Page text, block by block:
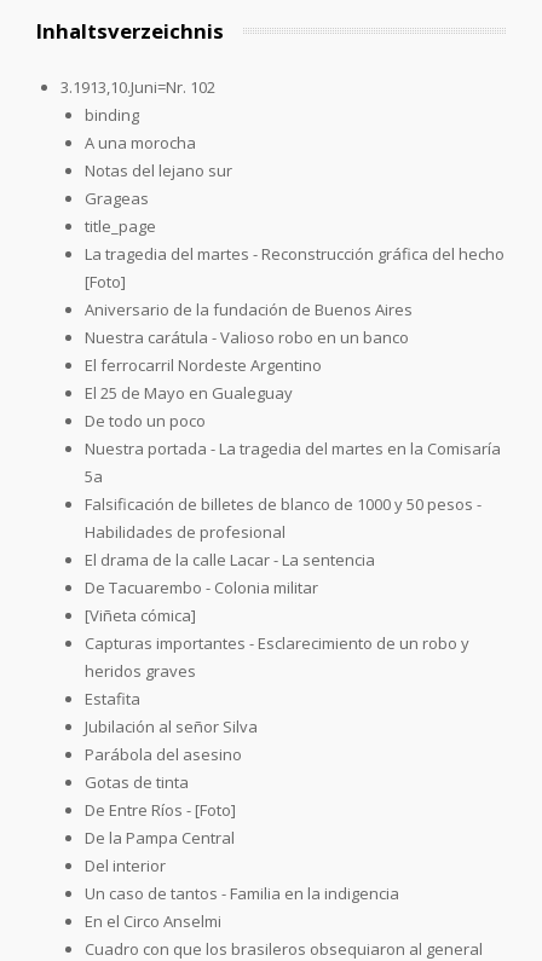
Inhaltsverzeichnis
3.1913,10.Juni=Nr. 102
binding
A una morocha
Notas del lejano sur
Grageas
title_page
La tragedia del martes - Reconstrucción gráfica del hecho
[Foto]
Aniversario de la fundación de Buenos Aires
Nuestra carátula - Valioso robo en un banco
El ferrocarril Nordeste Argentino
El 25 de Mayo en Gualeguay
De todo un poco
Nuestra portada - La tragedia del martes en la Comisaría
5a
Falsificación de billetes de blanco de 1000 y 50 pesos -
Habilidades de profesional
El drama de la calle Lacar - La sentencia
De Tacuarembo - Colonia militar
[Viñeta cómica]
Capturas importantes - Esclarecimiento de un robo y
heridos graves
Estafita
Jubilación al señor Silva
Parábola del asesino
Gotas de tinta
De Entre Ríos - [Foto]
De la Pampa Central
Del interior
Un caso de tantos - Familia en la indigencia
En el Circo Anselmi
Cuadro con que los brasileros obsequiaron al general